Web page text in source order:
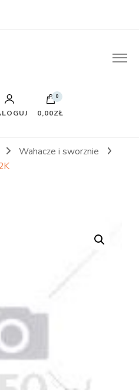
0
0,00ZŁ
Wahacze i sworznie